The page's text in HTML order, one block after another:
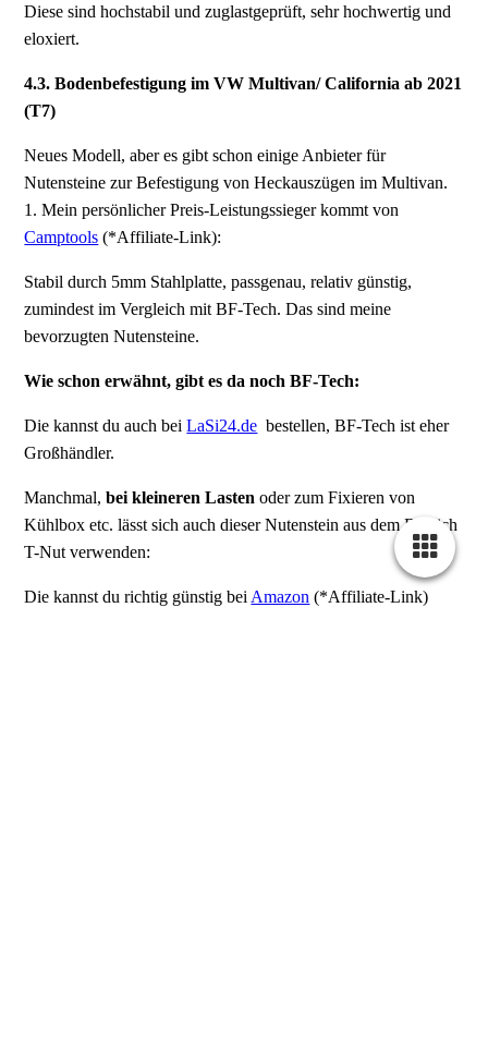
Diese sind hochstabil und zuglastgeprüft, sehr hochwertig und
eloxiert.
4.3. Bodenbefestigung im VW Multivan/ California ab 2021
(T7)
Neues Modell, aber es gibt schon einige Anbieter für
Nutensteine zur Befestigung von Heckauszügen im Multivan.
1. Mein persönlicher Preis-Leistungssieger kommt von
Camptools (*Affiliate-Link):
Stabil durch 5mm Stahlplatte, passgenau, relativ günstig,
zumindest im Vergleich mit BF-Tech. Das sind meine
bevorzugten Nutensteine.
Wie schon erwähnt, gibt es da noch BF-Tech:
Die kannst du auch beiLaSi24.de bestellen, BF-Tech ist eher
Großhändler.
Manchmal,bei kleineren Lasten oder zum Fixieren von
Kühlbox etc. lässt sich auch dieser Nutenstein aus dem Bereich
T-Nut verwenden:
Die kannst du richtig günstig bei Amazon (*Affiliate-Link)